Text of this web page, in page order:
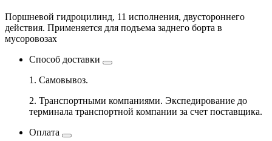
Поршневой гидроцилинд, 11 исполнения, двустороннего
действия. Применяется для подъема заднего борта в
мусоровозах
Способ доставки
1. Самовывоз.
2. Транспортными компаниями. Экспедирование до
терминала транспортной компании за счет поставщика.
Оплата